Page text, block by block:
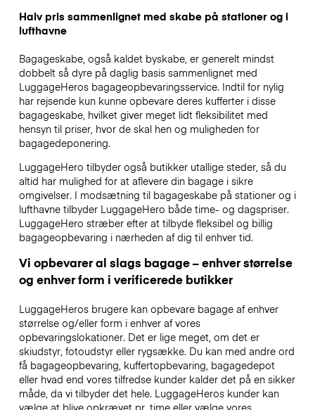
Halv pris sammenlignet med skabe på stationer og i
lufthavne
Bagageskabe, også kaldet byskabe, er generelt mindst
dobbelt så dyre på daglig basis sammenlignet med
LuggageHeros bagageopbevaringsservice. Indtil for nylig
har rejsende kun kunne opbevare deres kufferter i disse
bagageskabe, hvilket giver meget lidt fleksibilitet med
hensyn til priser, hvor de skal hen og muligheden for
bagagedeponering.
LuggageHero tilbyder også butikker utallige steder, så du
altid har mulighed for at aflevere din bagage i sikre
omgivelser. I modsætning til bagageskabe på stationer og i
lufthavne tilbyder LuggageHero både time- og dagspriser.
LuggageHero stræber efter at tilbyde fleksibel og billig
bagageopbevaring i nærheden af dig til enhver tid.
Vi opbevarer al slags bagage – enhver størrelse
og enhver form i verificerede butikker
LuggageHeros brugere kan opbevare bagage af enhver
størrelse og/eller form i enhver af vores
opbevaringslokationer. Det er lige meget, om det er
skiudstyr, fotoudstyr eller rygsække. Du kan med andre ord
få bagageopbevaring, kuffertopbevaring, bagagedepot
eller hvad end vores tilfredse kunder kalder det på en sikker
måde, da vi tilbyder det hele. LuggageHeros kunder kan